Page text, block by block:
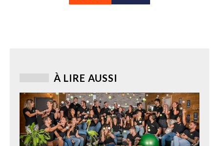
À LIRE AUSSI